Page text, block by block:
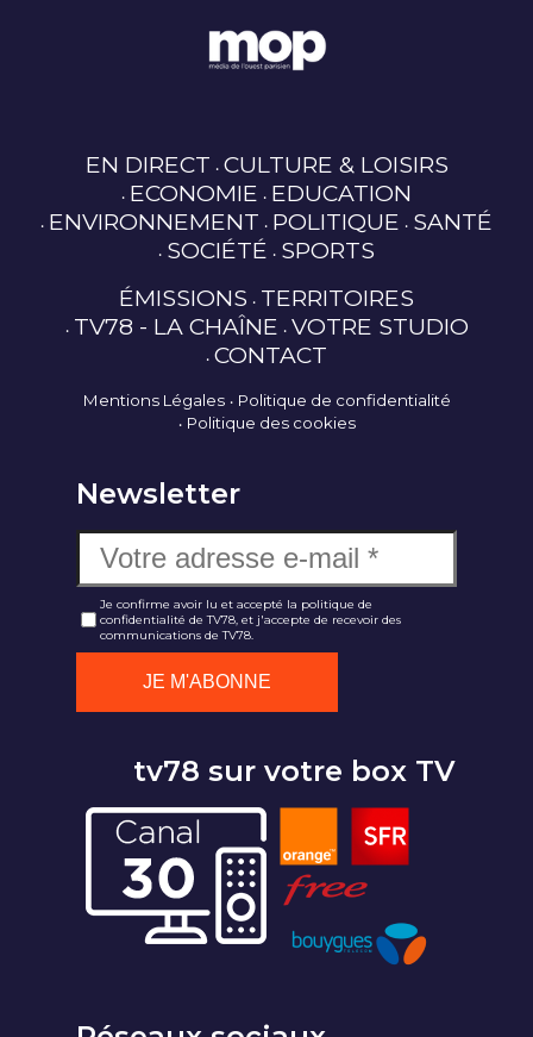
EN DIRECT CULTURE & LOISIRS
ECONOMIE EDUCATION
ENVIRONNEMENT POLITIQUE SANTÉ
SOCIÉTÉ SPORTS
ÉMISSIONS TERRITOIRES
TV78 - LA CHAÎNE VOTRE STUDIO
CONTACT
Mentions Légales
Politique de confidentialité
Politique des cookies
Newsletter
Je confirme avoir lu et accepté la politique de
confidentialité de TV78, et j'accepte de recevoir des
communications de TV78.
tv78 sur votre box TV